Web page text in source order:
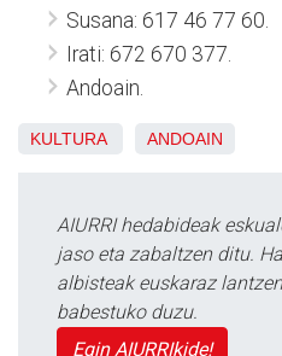
Susana: 617 46 77 60.
Irati: 672 670 377.
Andoain.
KULTURA ANDOAIN
AIURRI hedabideak
jaso eta zabaltzen ditu.
albisteak euskaraz
babestuko duzu.
Egin AIURRIkide!